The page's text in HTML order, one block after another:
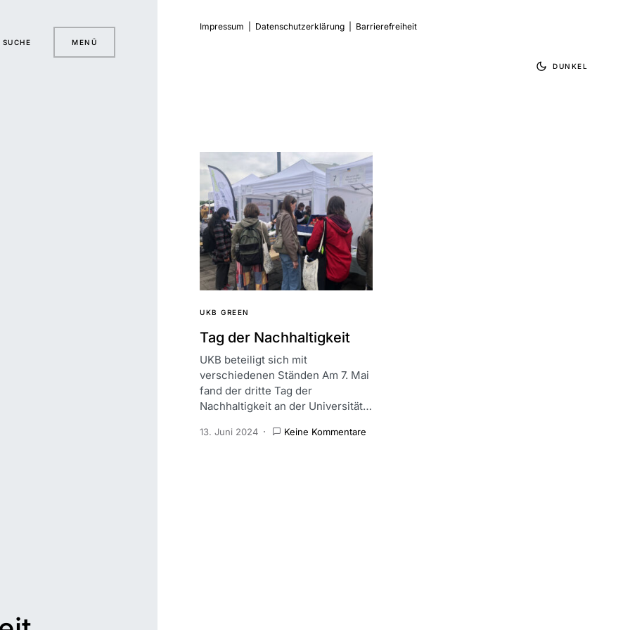
SUCHE MENÜ
Impressum Datenschutzerklärung Barrierefreiheit
DUNKEL
UKB GREEN
Tag der Nachhaltigkeit
UKB beteiligt sich mit
verschiedenen Ständen Am 7. Mai
fand der dritte Tag der
Nachhaltigkeit an der Universität…
13. Juni 2024 Keine Kommentare